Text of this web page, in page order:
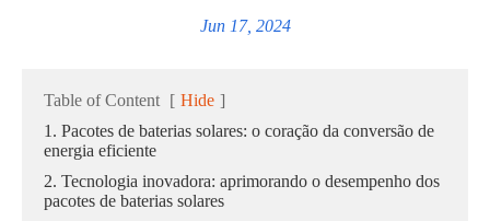
Jun 17, 2024
Table of Content [ Hide ]
1. Pacotes de baterias solares: o coração da conversão de
energia eficiente
2. Tecnologia inovadora: aprimorando o desempenho dos
pacotes de baterias solares